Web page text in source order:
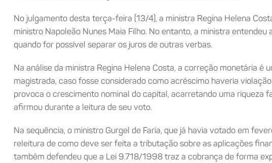
No julgamento desta terça-feira (13/4), a ministra Regina Helena
ministro Napoleão Nunes Maia Filho. No entanto, a ministra
quando for possível separar os juros de outras verbas.
Na análise da ministra Regina Helena Costa, a correção monetária
magistrada, caso fosse considerado como acréscimo haveria
provoca o crescimento nominal do capital, acarretando uma riqueza
afirmou durante a leitura de seu voto.
Na sequência, o ministro Gurgel de Faria, que já havia votado em
releitura de como deve ser feita a tributação sobre as aplicações
também defendeu que a Lei 9.718/1998 traz a cobrança de forma